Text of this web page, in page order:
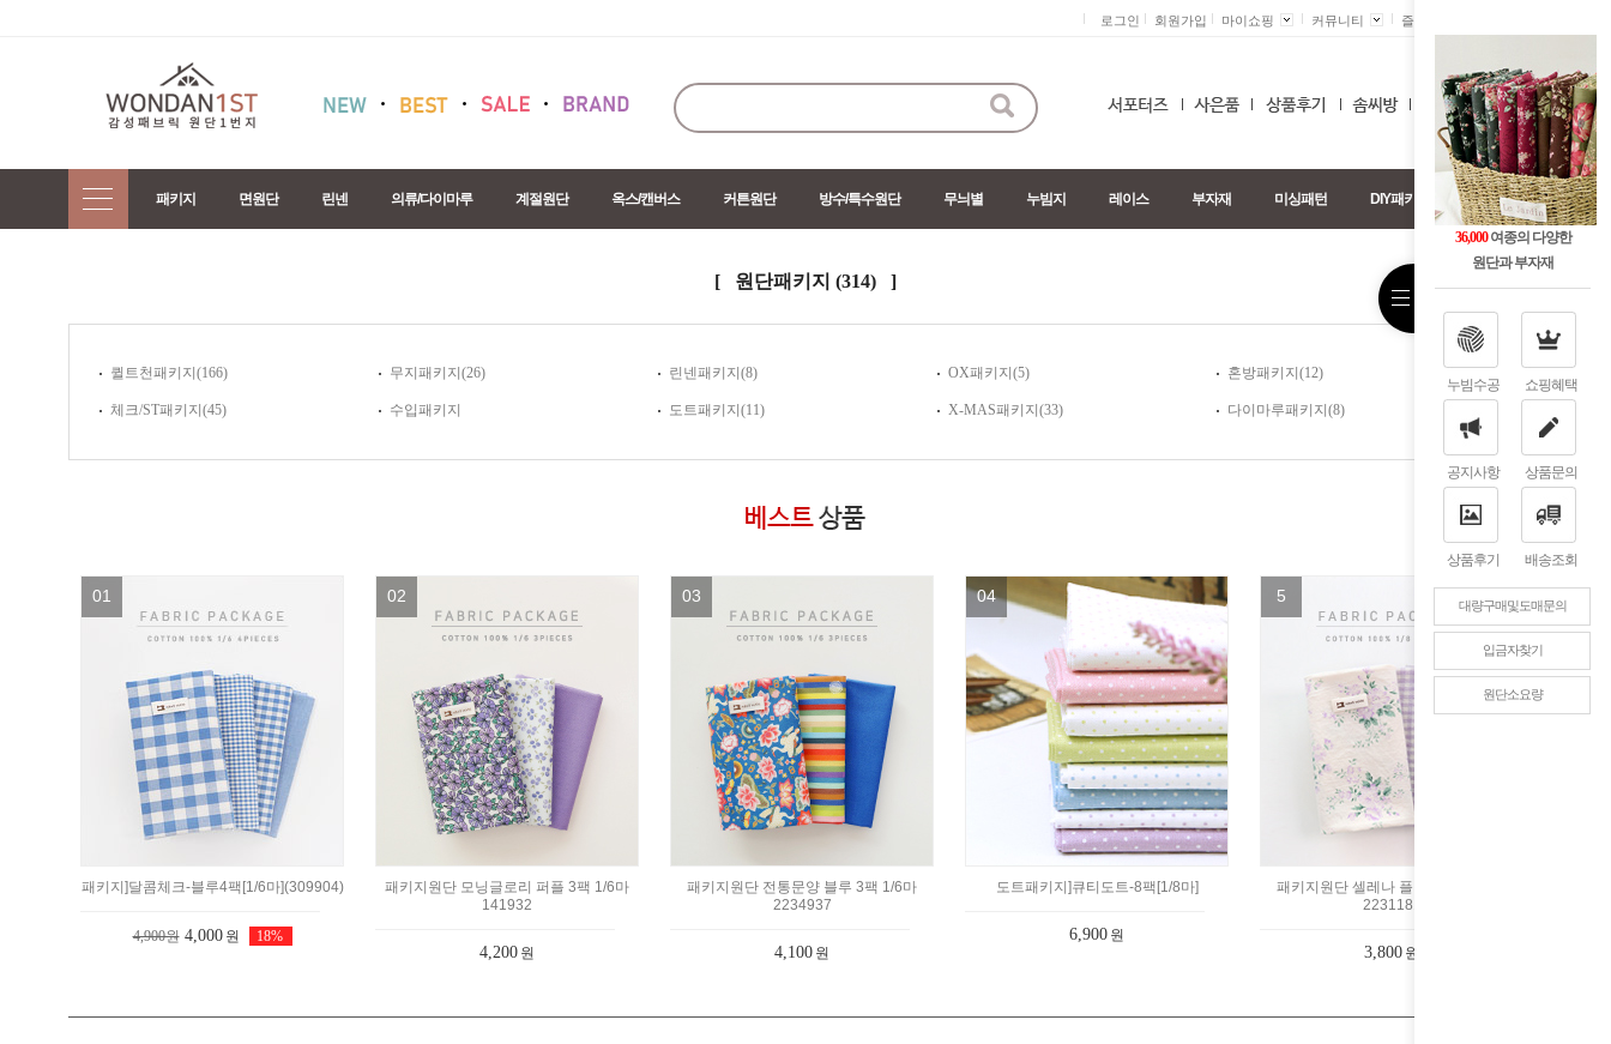
36,000여종의 다양한
원단과 부자재
누빔수공 쇼핑혜택
공지사항 상품문의
상품후기 배송조회
대량구매및도매문의
입금자찾기
원단소요량
로그인 회원가입 마이쇼핑 커뮤니티 즐겨찾기 +
0
패키지 면원단 린넨 의류/다이마루 계절원단 옥스/캔버스 커튼원단 방수/특수원단 무늬별 누빔지 레이스 부자재 미싱패턴 DIY패키지
Home>원단패키지
[ 원단패키지 (314) ]
퀼트천패키지(166) 무지패키지(26) 린넨패키지(8) OX패키지(5) 혼방패키지(12)
체크/ST패키지(45) 수입패키지 도트패키지(11) X-MAS패키지(33) 다이마루패키지(8)
01
패키지]달콤체크-블루4팩[1/6마](309904)
4,900원 4,000 원 18%
02
패키지원단 모닝글로리 퍼플 3팩 1/6마
141932
4,200 원
03
패키지원단 전통문양 블루 3팩 1/6마
2234937
4,100 원
04
도트패키지]큐티도트-8팩[1/8마]
6,900 원
5
패키지원단 셀레나 플라워 3팩 1/8마
2231181
3,800 원